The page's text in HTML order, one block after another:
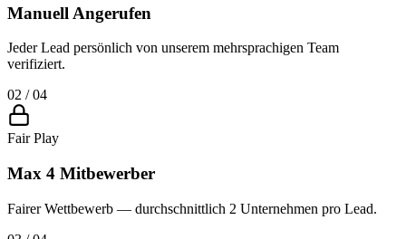
Manuell Angerufen
Jeder Lead persönlich von unserem mehrsprachigen Team
verifiziert.
02 / 04
Fair Play
Max 4 Mitbewerber
Fairer Wettbewerb — durchschnittlich 2 Unternehmen pro Lead.